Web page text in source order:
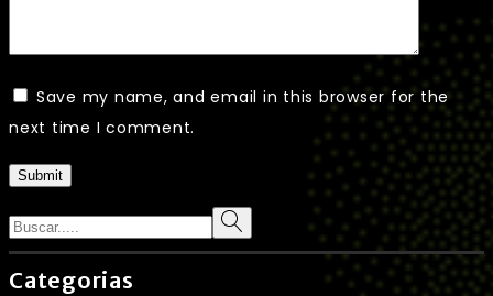
Save my name, and email in this browser for the
next time I comment.
Submit
Search
Categorias